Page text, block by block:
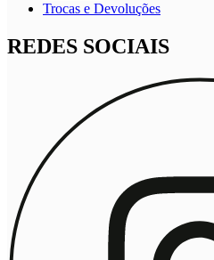
Trocas e Devoluções
REDES SOCIAIS